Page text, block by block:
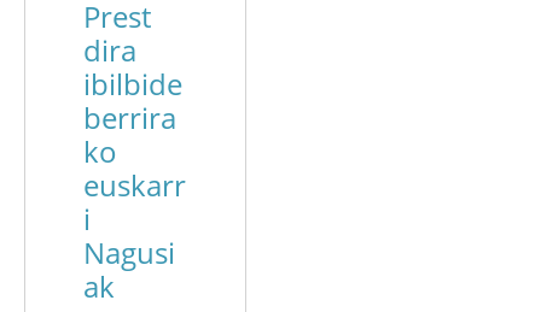
Prest
dira
ibilbide
berrira
ko
euskarr
i
Nagusi
ak